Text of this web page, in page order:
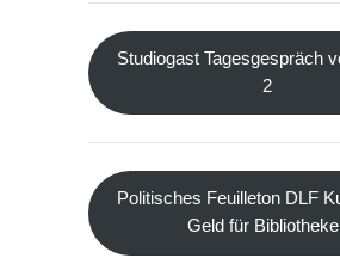
Studiogast Tagesgespräch
2
Politisches Feuilleton DLF
Geld für